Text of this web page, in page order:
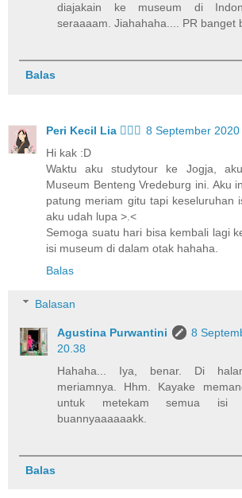
diajakain ke museum di
seraaaam. Jiahahaha.... PR banget
Balas
Peri Kecil Lia 🧚🏻‍♀️ 8 September
Hi kak :D
Waktu aku studytour ke Jogja,
Museum Benteng Vredeburg ini. Aku
patung meriam gitu tapi keseluruhan
aku udah lupa >.<
Semoga suatu hari bisa kembali lagi
isi museum di dalam otak hahaha.
Balas
Balasan
Agustina Purwantini
8
20.38
Hahaha... Iya, benar. Di
meriamnya. Hhm. Kayake
untuk metekam semua isi
buannyaaaaaakk.
Balas